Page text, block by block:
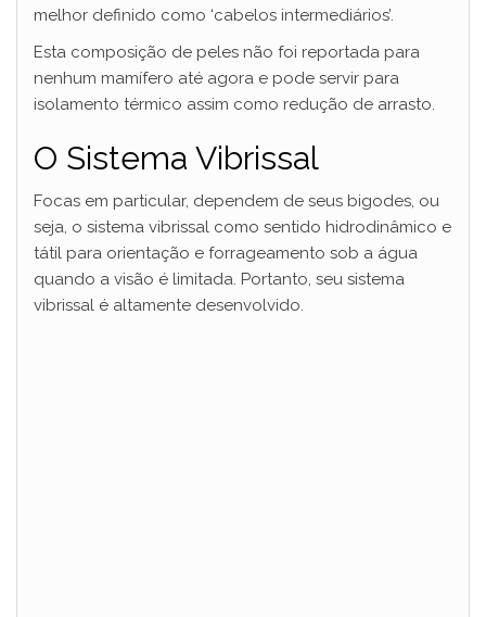
melhor definido como ‘cabelos intermediários’.
Esta composição de peles não foi reportada para
nenhum mamífero até agora e pode servir para
isolamento térmico assim como redução de arrasto.
O Sistema Vibrissal
Focas em particular, dependem de seus bigodes, ou
seja, o sistema vibrissal como sentido hidrodinâmico e
tátil para orientação e forrageamento sob a água
quando a visão é limitada. Portanto, seu sistema
vibrissal é altamente desenvolvido.